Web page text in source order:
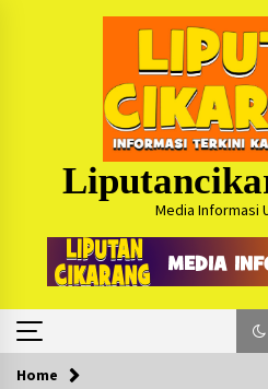
Media Informasi
Trending Now
Home